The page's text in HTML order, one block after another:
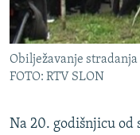
VIŠE OD NASLOVA
GENOCID U SREBRENICI
POPLAVE I KLIZIŠTA U
POST SCRIPTUM
PRATITE NAS
Obilježavanje stradanja
FOTO: RTV SLON
Na 20. godišnjicu od